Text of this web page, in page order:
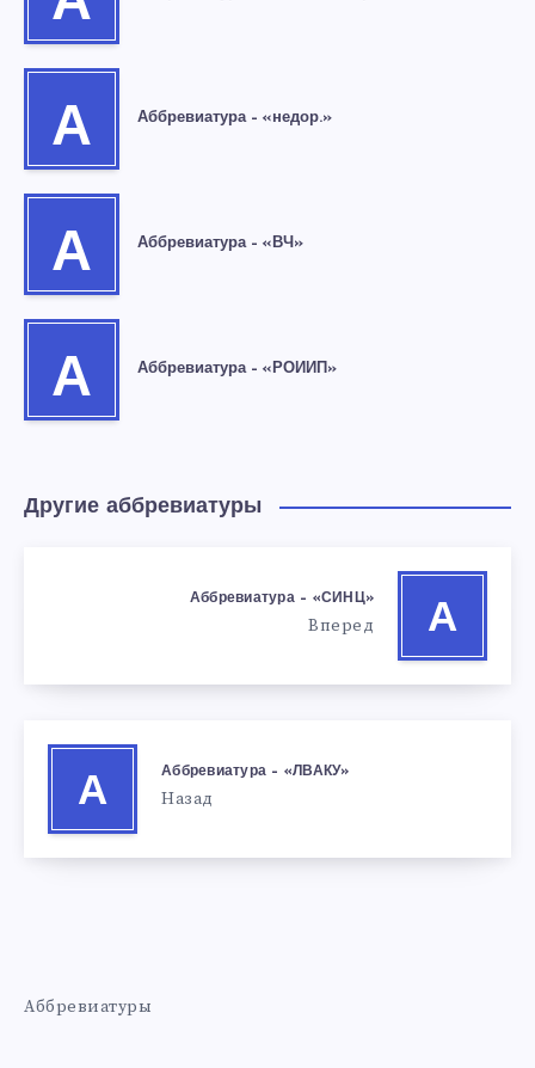
А Аббревиатура – «недор.»
А Аббревиатура – «ВЧ»
А Аббревиатура – «РОИИП»
Другие аббревиатуры
А
Аббревиатура – «СИНЦ»
Вперед
А
Аббревиатура – «ЛВАКУ»
Назад
Аббревиатуры